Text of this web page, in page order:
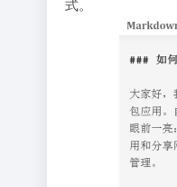
式。